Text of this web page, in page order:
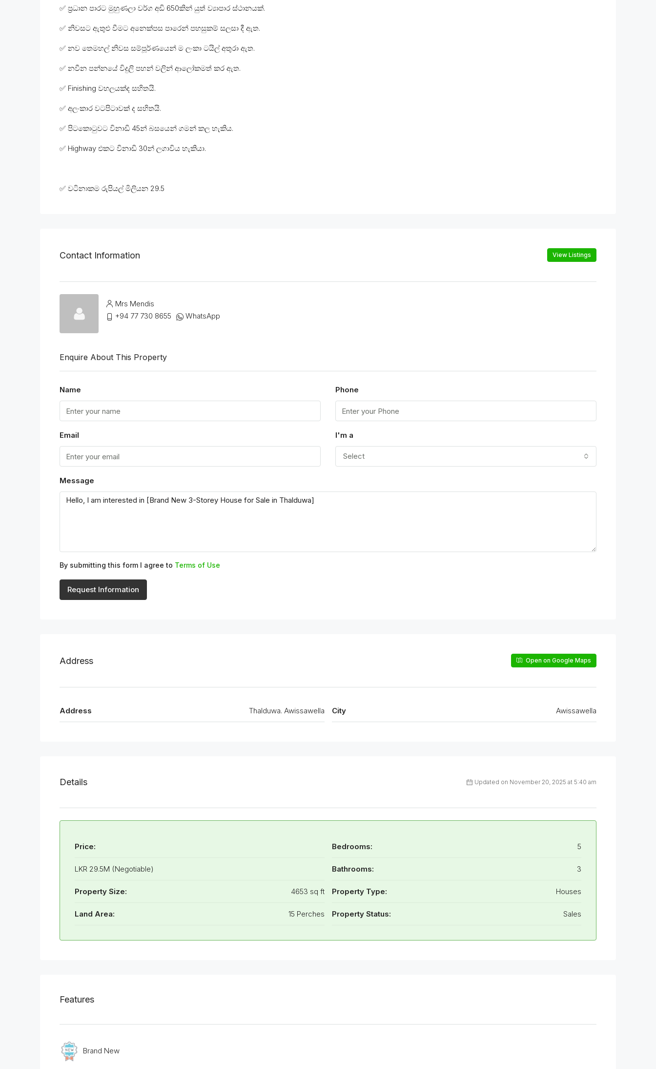
✅ ප්‍රධාන පාරට මුහුණලා වර්ග අඩි 650කින් යුත් ව්‍යාපාර ස්ථානයක්.
✅ නිවසට ඇතුළු වීමට අනෙක්පස පාරෙන් පහසුකම් සලසා දී ඇත.
✅ නව තෙමහල් නිවස සම්පූර්ණයෙන් ම ලංකා ටයිල් අතුරා ඇත.
✅ නවීන පන්නයේ විදුලි පහන් වලින් ආලෝකමත් කර ඇත.
✅ Finishing වහලයක්ද සහිතයි.
✅ අලංකාර වටපිටාවක් ද සහිතයි.
✅ පිටකොටුවට විනාඩි 45න් බසයෙන් ගමන් කල හැකිය.
✅ Highway එකට විනාඩි 30න් ලගාවිය හැකියා.
✅ වටිනාකම රුපියල් මිලියන 29.5
Contact Information View Listings
Mrs Mendis
+94 77 730 8655
WhatsApp
Enquire About This Property
Name Phone
Email I'm a
Select
Message
By submitting this form I agree to Terms of Use
Request Information
Address Open on Google Maps
Address Thalduwa. Awissawella City Awissawella
Details Updated on November 20, 2025 at 5:40 am
Price:
LKR 29.5M (Negotiable)
Property Size: 4653 sq ft
Land Area: 15 Perches
Bedrooms: 5
Bathrooms: 3
Property Type: Houses
Property Status: Sales
Features
Brand New